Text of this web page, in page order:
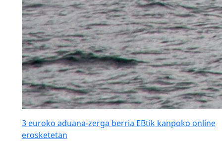
3 euroko aduana-zerga berria EBtik kanpoko online
erosketetan